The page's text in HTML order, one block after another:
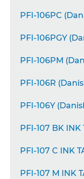
PFI-106PC
PFI-106PGY
PFI-106PM
PFI-106R
PFI-106Y
PFI-107 BK INK
PFI-107 C INK
PFI-107 M INK